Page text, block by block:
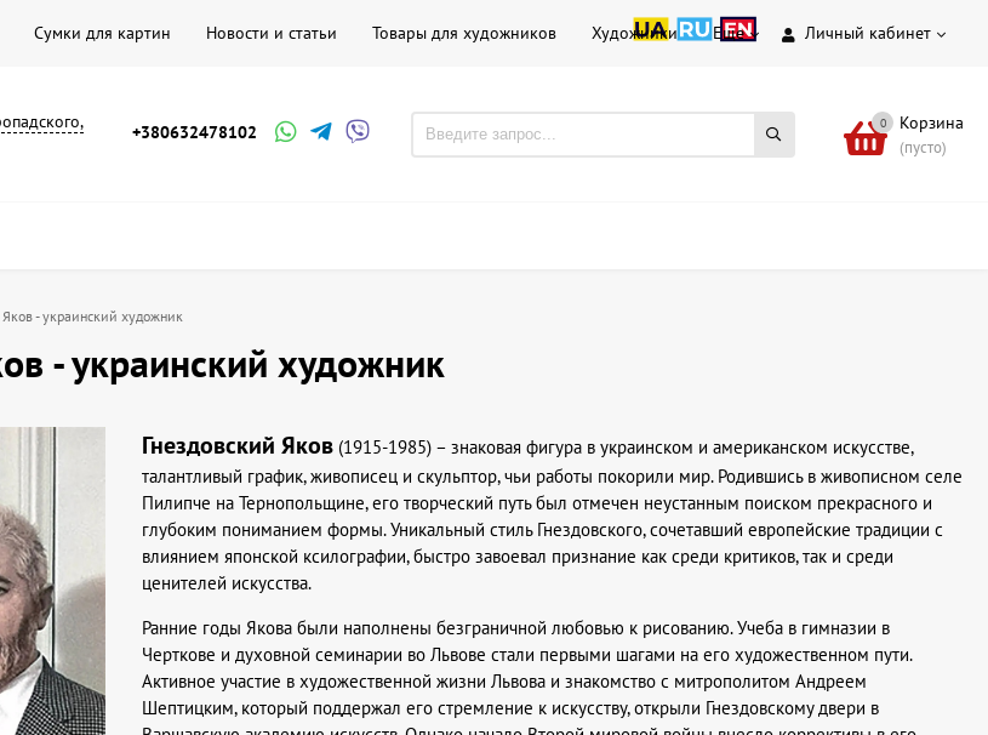
Личный кабинет
Сумки для картин Новости и статьи Товары для художников Художники Еще
+380632478102 0 Корзина
(пусто)
Яков - украинский художник
- украинский художник
Гнездовский Яков (1915-1985) – знаковая фигура в украинском и американском искусстве,
талантливый график, живописец и скульптор, чьи работы покорили мир. Родившись в живописном селе
Пилипче на Тернопольщине, его творческий путь был отмечен неустанным поиском прекрасного и
глубоким пониманием формы. Уникальный стиль Гнездовского, сочетавший европейские традиции с
влиянием японской ксилографии, быстро завоевал признание как среди критиков, так и среди
ценителей искусства.
Ранние годы Якова были наполнены безграничной любовью к рисованию. Учеба в гимназии в
Черткове и духовной семинарии во Львове стали первыми шагами на его художественном пути.
Активное участие в художественной жизни Львова и знакомство с митрополитом Андреем
Шептицким, который поддержал его стремление к искусству, открыли Гнездовскому двери в